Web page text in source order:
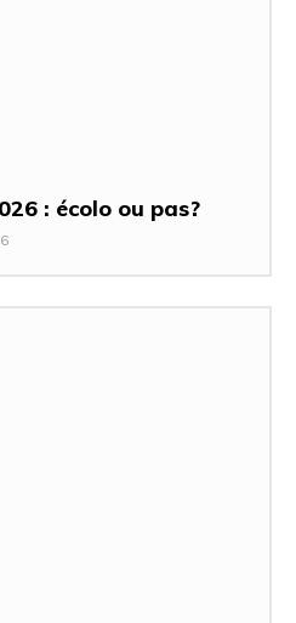
: écolo ou pas?